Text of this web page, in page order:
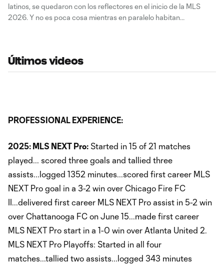
latinos, se quedaron con los reflectores en el inicio de la MLS
2026. Y no es poca cosa mientras en paralelo habitan
Últimos videos
PROFESSIONAL EXPERIENCE:
2025: MLS NEXT Pro: Started in 15 of 21 matches
played... scored three goals and tallied three
assists...logged 1352 minutes...scored first career MLS
NEXT Pro goal in a 3-2 win over Chicago Fire FC
II...delivered first career MLS NEXT Pro assist in 5-2 win
over Chattanooga FC on June 15...made first career
MLS NEXT Pro start in a 1-0 win over Atlanta United 2.
MLS NEXT Pro Playoffs: Started in all four
matches...tallied two assists...logged 343 minutes